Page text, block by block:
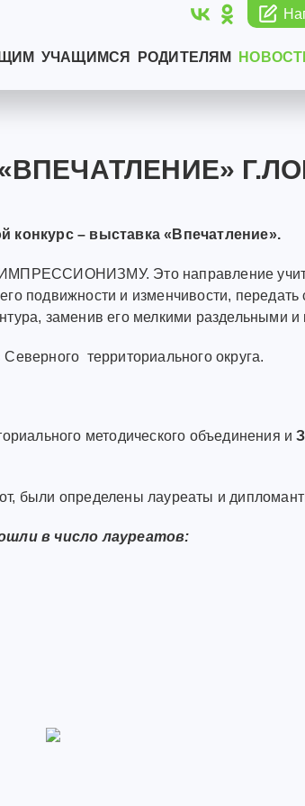
УЧАЩИМСЯ РОДИТЕЛЯМ
конкурс – выставка «Впечатление».
ИМПРЕССИОНИЗМУ. Это направление
подвижности и изменчивости,
заменив его мелкими раздельными
территориального округа.
методического объединения и
были определены лауреаты и
в число лауреатов: